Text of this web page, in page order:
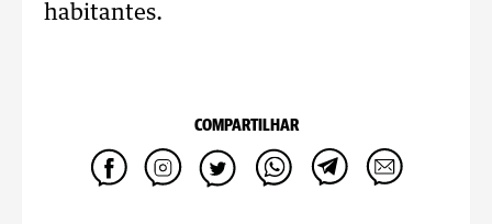
habitantes.
COMPARTILHAR